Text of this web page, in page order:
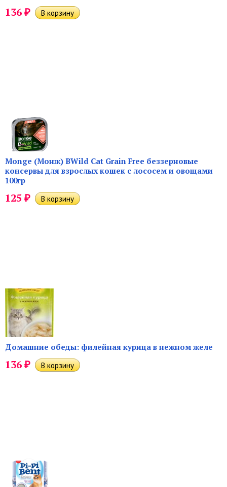
136₽
Monge (Монж) BWild Cat Grain Free беззерновые
консервы для взрослых кошек с лососем и овощами
100гр
125 ₽
Домашние обеды: филейная курица в нежном желе
136₽